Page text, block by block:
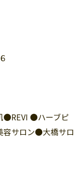
●ハーブピ
サロン●大橋サロ